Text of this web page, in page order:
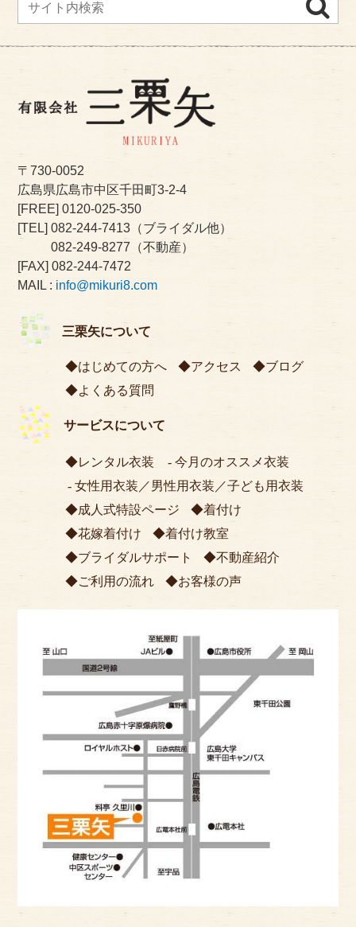
〒730-0052
広島県広島市中区千田町3-2-4
[FREE]0120-025-350
[TEL] 082-244-7413 （ブライダル他）
082-249-8277 （不動産）
[FAX] 082-244-7472
MAIL : info@mikuri8.com
三栗矢について
はじめての方へ アクセス
ブログ
よくある質問
サービスについて
レンタル衣装
今月のオススメ衣装
女性用衣装 ／男性用衣装 ／子ども用衣装
成人式特設ページ
着付け
花嫁着付け
着付け教室
ブライダルサポート
不動産紹介
ご利用の流れ
お客様の声